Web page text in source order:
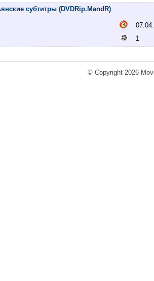
субтитры (DVDRip.MandR)
1
© Copyright 2026